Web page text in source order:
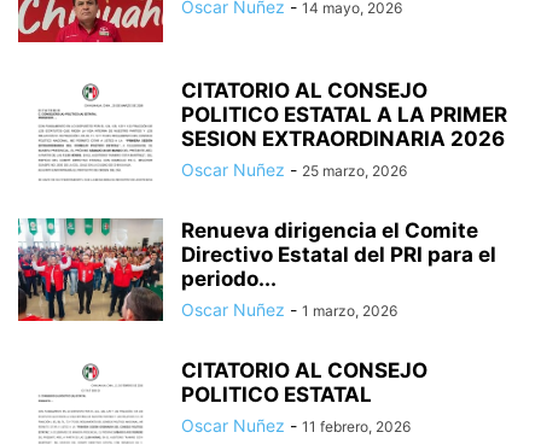
Oscar Nuñez - 14 mayo, 2026
CITATORIO AL CONSEJO
POLITICO ESTATAL A LA PRIMER
SESION EXTRAORDINARIA 2026
Oscar Nuñez - 25 marzo, 2026
Renueva dirigencia el Comite
Directivo Estatal del PRI para el
periodo...
Oscar Nuñez - 1 marzo, 2026
CITATORIO AL CONSEJO
POLITICO ESTATAL
Oscar Nuñez - 11 febrero, 2026